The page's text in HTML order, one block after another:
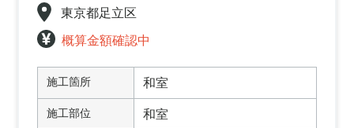
東京都足立区
概算金額確認中
施工箇所 和室
施工部位 和室